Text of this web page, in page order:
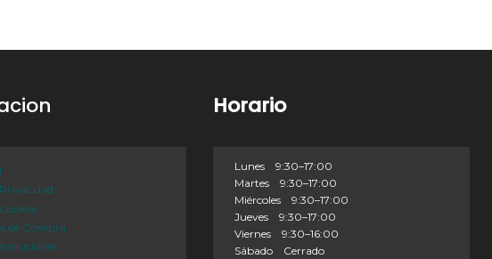
de Compra
Horario
Lunes 9:30–17:00
Martes 9:30–17:00
Miércoles 9:30–17:00
Jueves 9:30–17:00
Viernes 9:30–16:00
Sábado Cerrado